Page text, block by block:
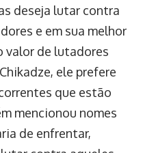
deseja lutar contra
e em sua melhor
valor de lutadores
ele prefere
que estão
mencionou nomes
de enfrentar,